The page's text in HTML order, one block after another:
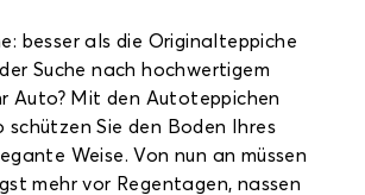
besser als die Originalteppiche
Suche nach hochwertigem
Auto? Mit den Autoteppichen
Sie den Boden Ihres
Weise. Von nun an müssen
mehr vor Regentagen, nassen